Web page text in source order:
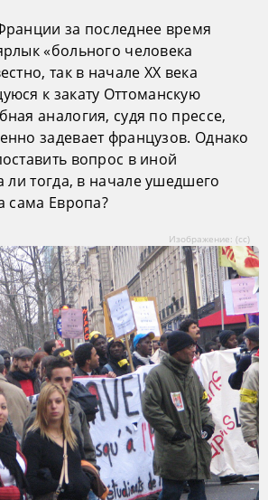
за последнее время
«больного человека
так в начале XX века
к закату Оттоманскую
аналогия, судя по прессе,
задевает французов. Однако
вопрос в иной
ли тогда, в начале ушедшего
сама Европа?
Изображение: (cc)